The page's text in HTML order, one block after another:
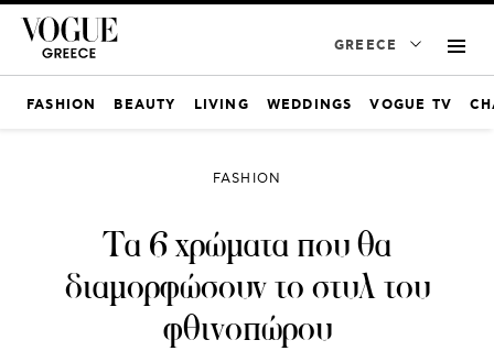
GREECE
FASHION BEAUTY LIVING WEDDINGS VOGUE TV
FASHION
Τα 6 χρώματα που θα
διαμορφώσουν το στυλ του
φθινοπώρου